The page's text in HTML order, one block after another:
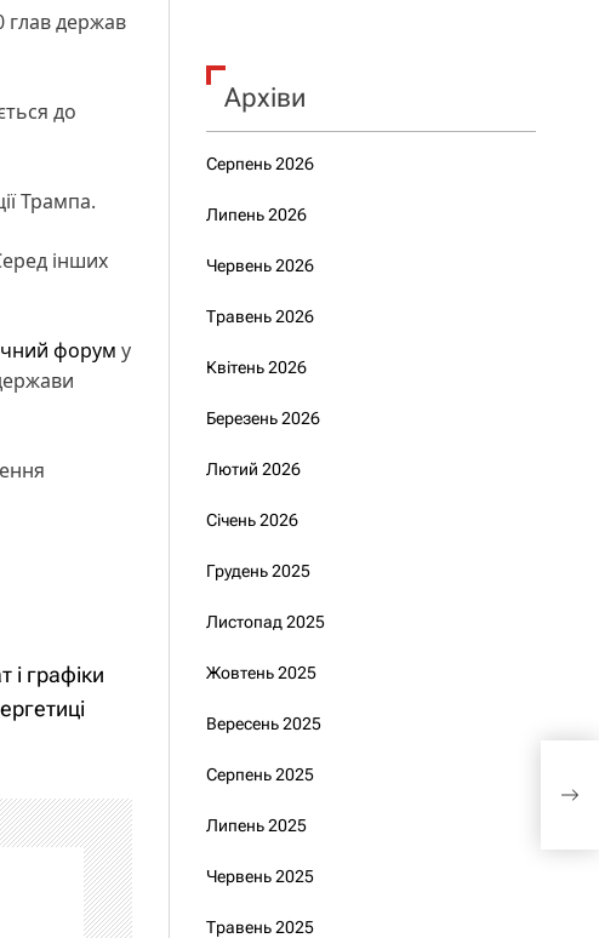
глав держав
до
Трампа.
інших
форум у
і графіки
Архіви
Серпень 2026
Липень 2026
Червень 2026
Травень 2026
Квітень 2026
Березень 2026
Лютий 2026
Січень 2026
Грудень 2025
Листопад 2025
Жовтень 2025
Вересень 2025
Серпень 2025
Липень 2025
Червень 2025
Травень 2025